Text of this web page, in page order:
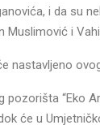
i da su
Muslimović i
nastavljeno
“Eko
će u